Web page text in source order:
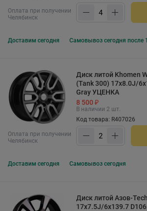
Оплата при получении
Челябинск
Доставим сегодня Самовывоз сегодня после
Оплата при получении
Челябинск
Диск литой Khomen
(Tank 300) 17x8.0J/
Gray УЦЕНКА
8 500 ₽
В наличии 2 шт.
Код товара: R407026
Доставим сегодня Самовывоз сегодня
Диск литой Азов-
17x7.5J/6x139.7